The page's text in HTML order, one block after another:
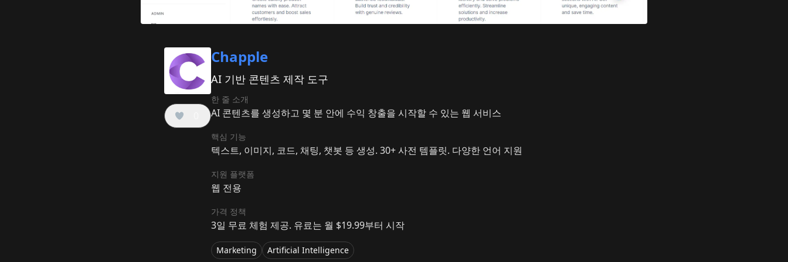
Chapple
AI 기반 콘텐츠 제작 도구
한 줄 소개
AI 콘텐츠를 생성하고 몇 분 안에 수익 창출을 시작할 수 있는 웹 서비스
핵심 기능
텍스트, 이미지, 코드, 채팅, 챗봇 등 생성. 30+ 사전 템플릿. 다양한 언어 지원
지원 플랫폼
웹 전용
가격 정책
3일 무료 체험 제공. 유료는 월 $19.99부터 시작
Marketing Artificial Intelligence